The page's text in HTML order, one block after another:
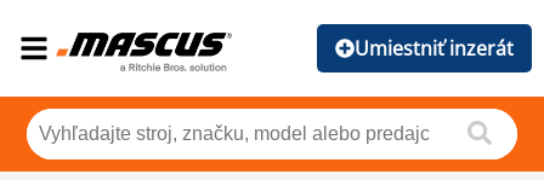
Umiestniť inzerát